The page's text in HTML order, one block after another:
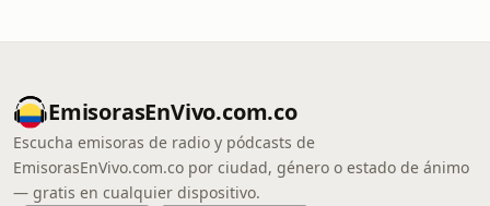
EmisorasEnVivo.com.co
Escucha emisoras de radio y pódcasts de
EmisorasEnVivo.com.co por ciudad, género o estado de ánimo
— gratis en cualquier dispositivo.